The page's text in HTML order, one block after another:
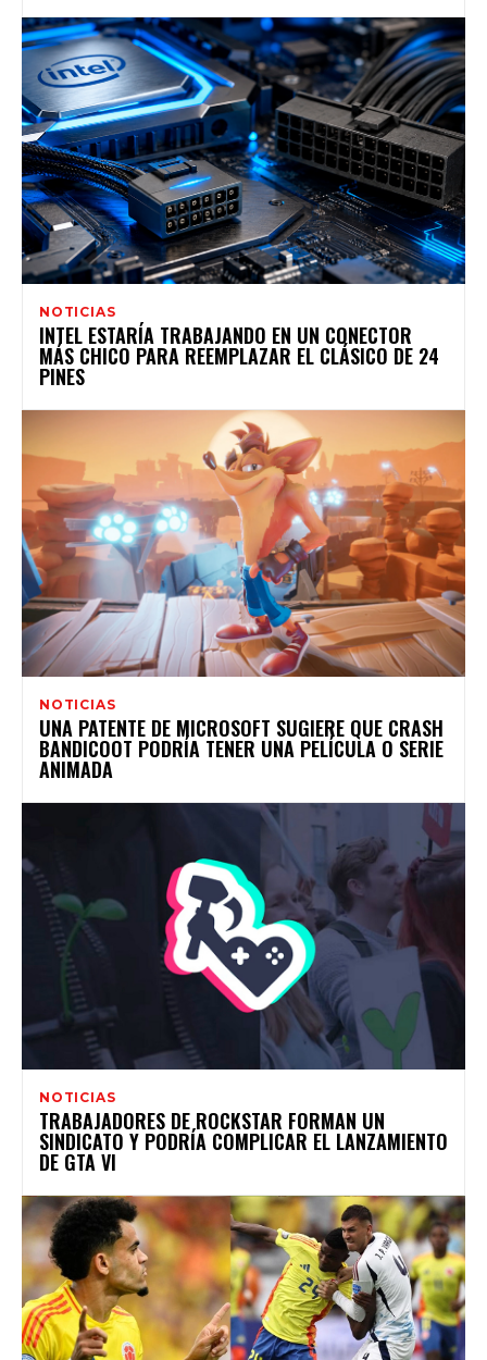
NOTICIAS
INTEL ESTARÍA TRABAJANDO EN UN CONECTOR
MÁS CHICO PARA REEMPLAZAR EL CLÁSICO DE 24
PINES
NOTICIAS
UNA PATENTE DE MICROSOFT SUGIERE QUE CRASH
BANDICOOT PODRÍA TENER UNA PELÍCULA O SERIE
ANIMADA
NOTICIAS
TRABAJADORES DE ROCKSTAR FORMAN UN
SINDICATO Y PODRÍA COMPLICAR EL LANZAMIENTO
DE GTA VI